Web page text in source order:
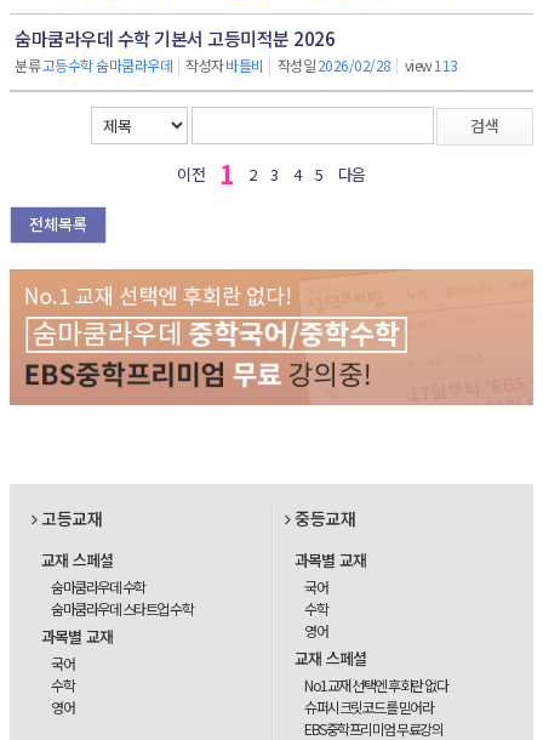
숨마쿰라우데 수학 기본서 고등미적분 2026
분류고등수학 숨마쿰라우데 | 작성자바틀비 | 작성일2026/02/28 | view113
검색
이전 1 2 3 4 5 다음
전체목록
고등교재
교재 스페셜
숨마쿰라우데 수학
숨마쿰라우데 스타트업 수학
과목별 교재
국어
수학
영어
중등교재
과목별 교재
국어
수학
영어
교재 스페셜
No1교재 선택엔 후회란 없다
슈퍼시크릿코드를 믿어라
EBS중학프리미엄 무료강의